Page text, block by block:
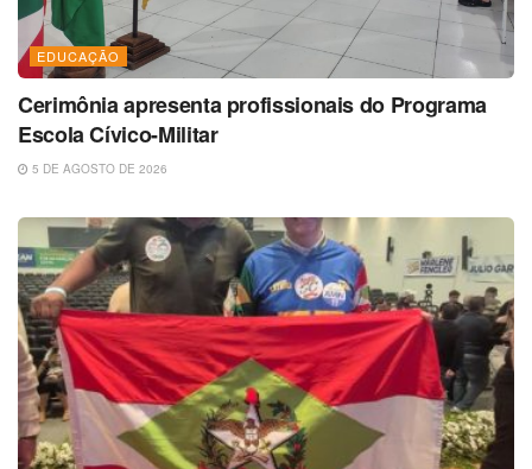
EDUCAÇÃO
Cerimônia apresenta profissionais do Programa
Escola Cívico-Militar
5 DE AGOSTO DE 2026